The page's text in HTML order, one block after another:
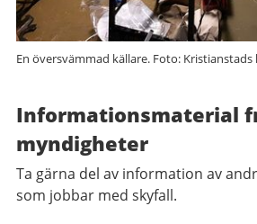
En översvämmad källare. Foto:
Informationsmaterial
myndigheter
Ta gärna del av information av
som jobbar med skyfall.